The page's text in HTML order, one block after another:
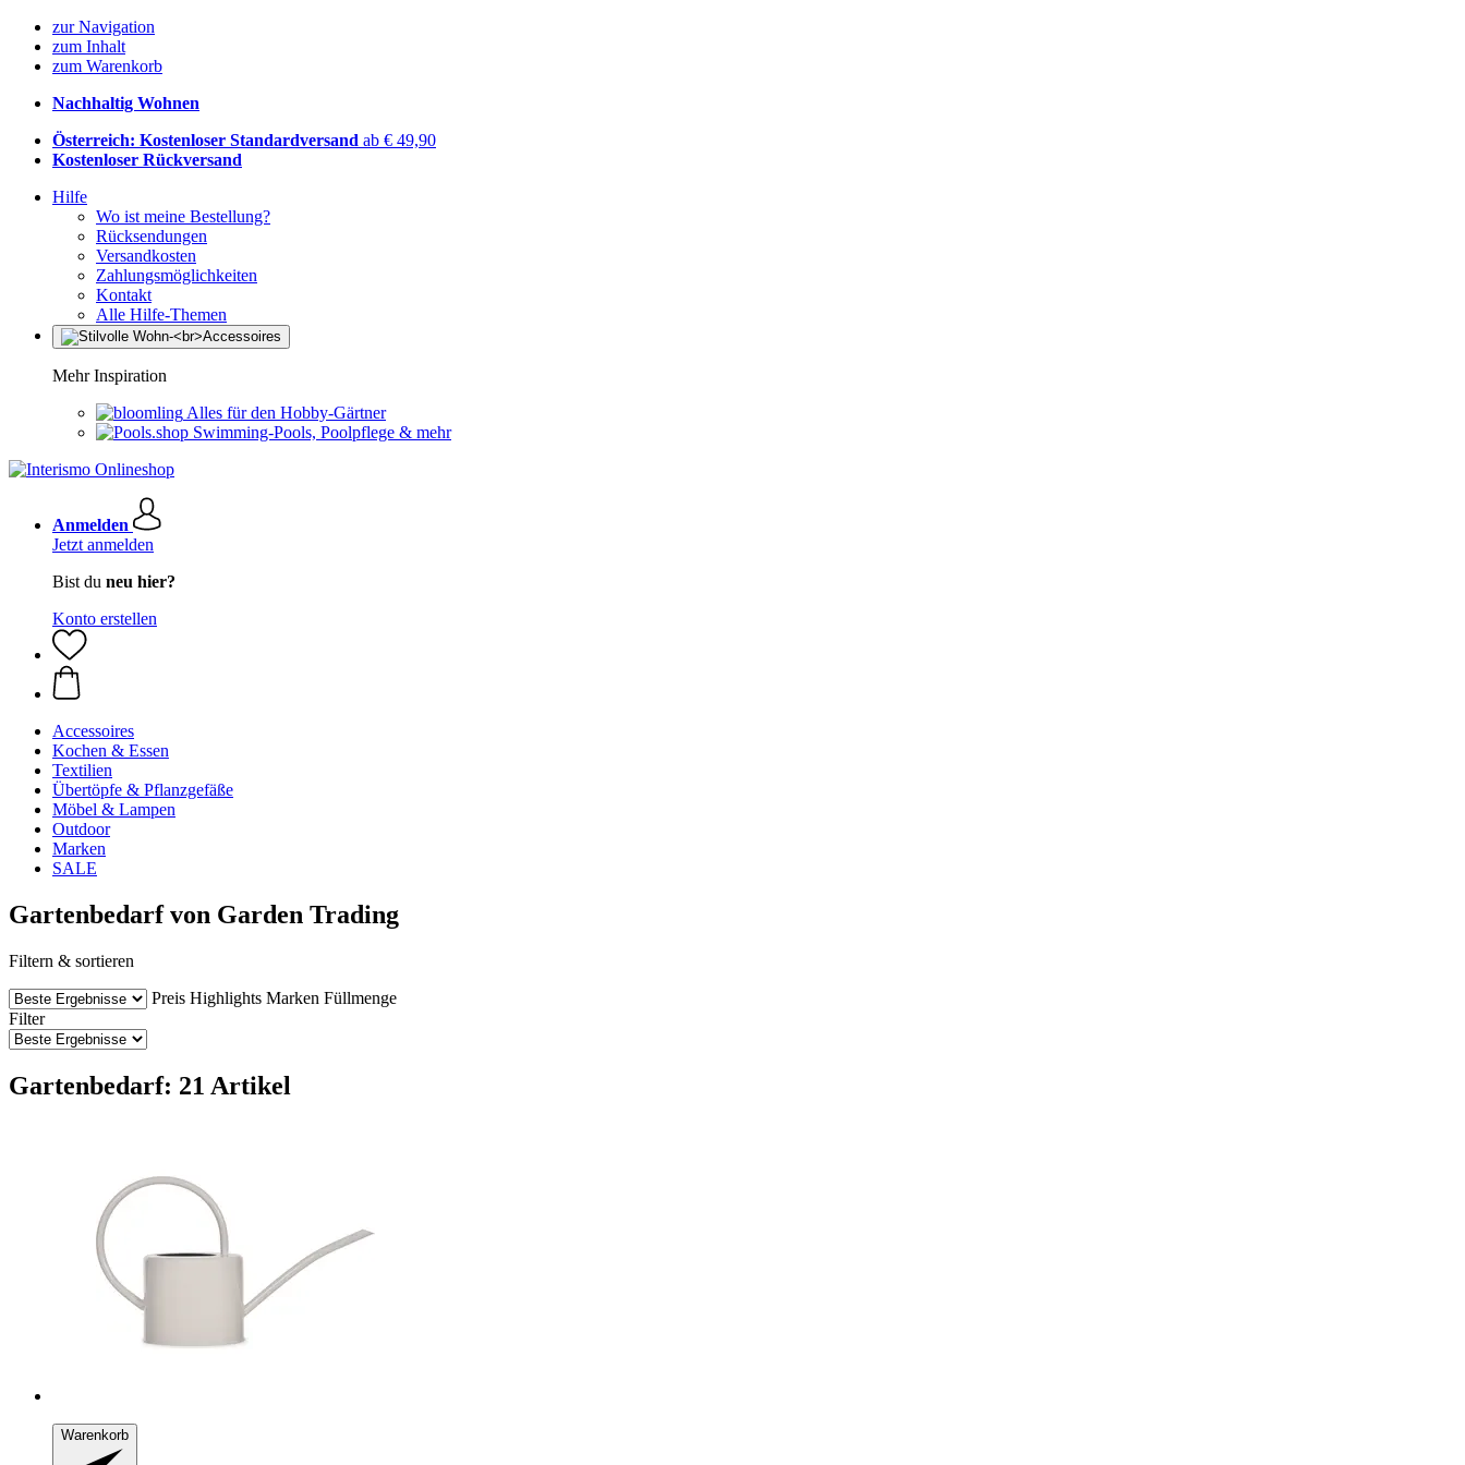
zur Navigation
zum Inhalt
zum Warenkorb
Nachhaltig Wohnen
Österreich: Kostenloser Standardversand ab € 49,90
Kostenloser Rückversand
Hilfe
Wo ist meine Bestellung?
Rücksendungen
Versandkosten
Zahlungsmöglichkeiten
Kontakt
Alle Hilfe-Themen
Mehr Inspiration
Alles für den Hobby-Gärtner
Swimming-Pools, Poolpflege & mehr
Anmelden
Jetzt anmelden
Bist du neu hier?
Konto erstellen
Accessoires
Kochen & Essen
Textilien
Übertöpfe & Pflanzgefäße
Möbel & Lampen
Outdoor
Marken
SALE
Gartenbedarf von Garden Trading
Filtern & sortieren
Preis Highlights Marken Füllmenge
Filter
Gartenbedarf: 21 Artikel
Warenkorb